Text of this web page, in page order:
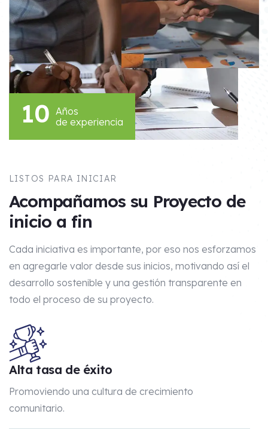
10 Años
de experiencia
LISTOS PARA INICIAR
Acompañamos su Proyecto de
inicio a fin
Cada iniciativa es importante, por eso nos esforzamos
en agregarle valor desde sus inicios, motivando así el
desarrollo sostenible y una gestión transparente en
todo el proceso de su proyecto.
Alta tasa de éxito
Promoviendo una cultura de crecimiento
comunitario.